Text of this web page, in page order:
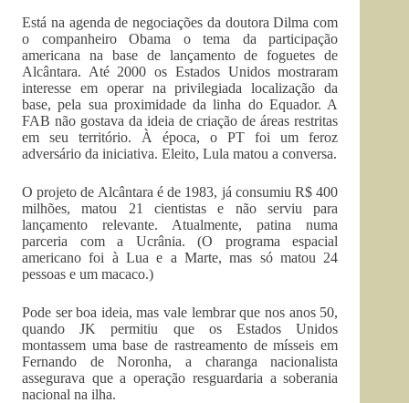
Está na agenda de negociações da doutora Dilma com
o companheiro Obama o tema da participação
americana na base de lançamento de foguetes de
Alcântara. Até 2000 os Estados Unidos mostraram
interesse em operar na privilegiada localização da
base, pela sua proximidade da linha do Equador. A
FAB não gostava da ideia de criação de áreas restritas
em seu território. À época, o PT foi um feroz
adversário da iniciativa. Eleito, Lula matou a conversa.
O projeto de Alcântara é de 1983, já consumiu R$ 400
milhões, matou 21 cientistas e não serviu para
lançamento relevante. Atualmente, patina numa
parceria com a Ucrânia. (O programa espacial
americano foi à Lua e a Marte, mas só matou 24
pessoas e um macaco.)
Pode ser boa ideia, mas vale lembrar que nos anos 50,
quando JK permitiu que os Estados Unidos
montassem uma base de rastreamento de mísseis em
Fernando de Noronha, a charanga nacionalista
assegurava que a operação resguardaria a soberania
nacional na ilha.